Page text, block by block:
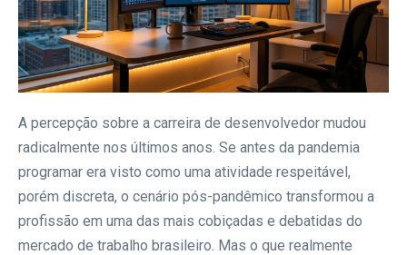
A percepção sobre a carreira de desenvolvedor mudou
radicalmente nos últimos anos. Se antes da pandemia
programar era visto como uma atividade respeitável,
porém discreta, o cenário pós-pandêmico transformou a
profissão em uma das mais cobiçadas e debatidas do
mercado de trabalho brasileiro. Mas o que realmente